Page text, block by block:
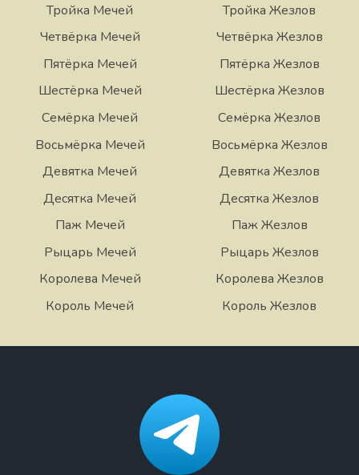
Тройка Мечей
Четвёрка Мечей
Пятёрка Мечей
Шестёрка Мечей
Семёрка Мечей
Восьмёрка Мечей
Девятка Мечей
Десятка Мечей
Паж Мечей
Рыцарь Мечей
Королева Мечей
Король Мечей
Тройка Жезлов
Четвёрка Жезлов
Пятёрка Жезлов
Шестёрка Жезлов
Семёрка Жезлов
Восьмёрка Жезлов
Девятка Жезлов
Десятка Жезлов
Паж Жезлов
Рыцарь Жезлов
Королева Жезлов
Король Жезлов